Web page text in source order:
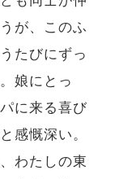
が、このふ
たびにずっ
娘にとっ
に来る喜び
感慨深い。
わたしの東